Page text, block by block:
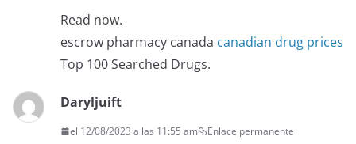
Read now.
escrow pharmacy canada canadian drug prices
Top 100 Searched Drugs.
Daryljuift
el 12/08/2023 a las 11:55 am Enlace permanente